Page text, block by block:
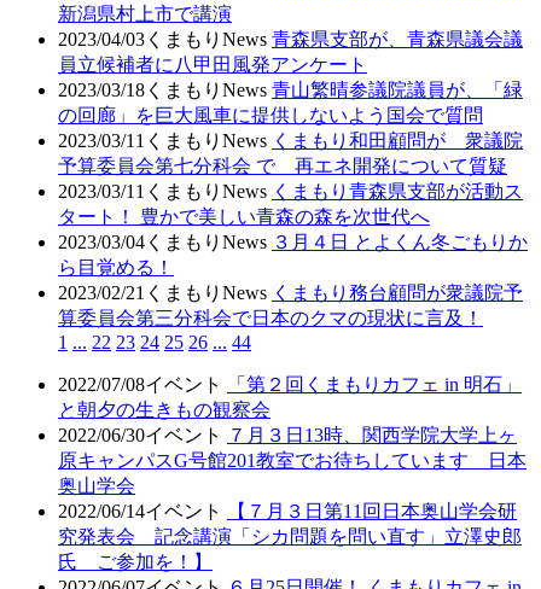
新潟県村上市で講演
2023/04/03 くまもりNews 青森県支部が、青森県議会議
員立候補者に八甲田風発アンケート
2023/03/18 くまもりNews 青山繁晴参議院議員が、「緑
の回廊」を巨大風車に提供しないよう国会で質問
2023/03/11 くまもりNews くまもり和田顧問が 衆議院
予算委員会第七分科会 で 再エネ開発について質疑
2023/03/11 くまもりNews くまもり青森県支部が活動ス
タート！ 豊かで美しい青森の森を次世代へ
2023/03/04 くまもりNews ３月４日 とよくん冬ごもりか
ら目覚める！
2023/02/21 くまもりNews くまもり務台顧問が衆議院予
算委員会第三分科会で日本のクマの現状に言及！
1 ... 22 23 24 25 26 ... 44
2022/07/08イベント
「第２回くまもりカフェ in 明石」
と朝夕の生きもの観察会
2022/06/30イベント
７月３日13時、関西学院大学上ヶ
原キャンパスG号館201教室でお待ちしています 日本
奥山学会
2022/06/14イベント
【７月３日第11回日本奥山学会研
究発表会 記念講演「シカ問題を問い直す」立澤史郎
氏 ご参加を！】